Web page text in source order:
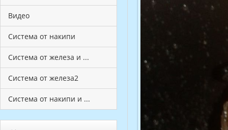
Видео
Система от накипи
Система от железа и ...
Система от железа2
Система от накипи и ...